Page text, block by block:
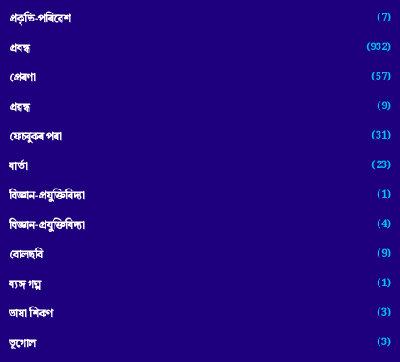
প্ৰকৃতি-পৰিৱেশ (7)
প্ৰবন্ধ (932)
প্ৰেৰণা (57)
প্ৰৱন্ধ (9)
ফেচবুকৰ পৰা (31)
বাৰ্তা (23)
বিজ্ঞান-প্রযুক্তিবিদ্যা (1)
বিজ্ঞান-প্ৰযুক্তিবিদ্যা (4)
বোলছবি (9)
ব্যঙ্গ গল্প (1)
ভাষা শিকণ (3)
ভূগোল (3)